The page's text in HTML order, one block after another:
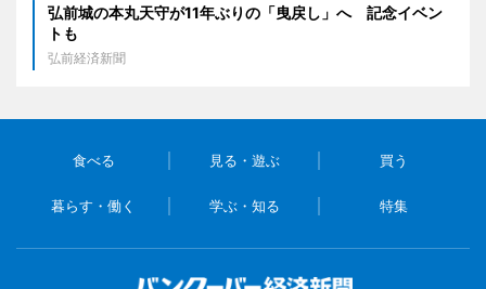
弘前城の本丸天守が11年ぶりの「曳戻し」へ 記念イベン
トも
弘前経済新聞
食べる 見る・遊ぶ 買う
暮らす・働く 学ぶ・知る 特集